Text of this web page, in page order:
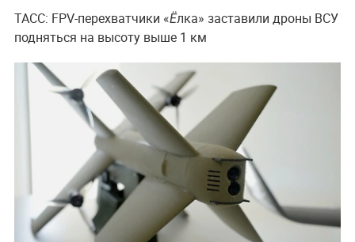
ТАСС: FPV-перехватчики «Ëлка» заставили дроны ВСУ
подняться на высоту выше 1 км